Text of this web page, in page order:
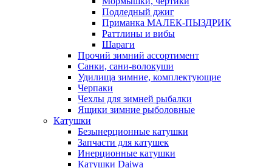
Подледный джиг
Приманка МАЛЕК-ПЫЗДРИК
Раттлины и вибы
Шараги
Прочий зимний ассортимент
Санки, сани-волокуши
Удилища зимние, комплектующие
Черпаки
Чехлы для зимней рыбалки
Ящики зимние рыболовные
Катушки
Безынерционные катушки
Запчасти для катушек
Инерционные катушки
Катушки Daiwa